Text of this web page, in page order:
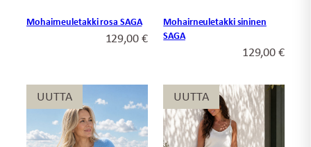
Mohairneuletakki rosa SAGA
129,00€
Mohairneuletakki sininen
SAGA
129,00€
UUTTA
UUTTA UUTTA
UUTTA